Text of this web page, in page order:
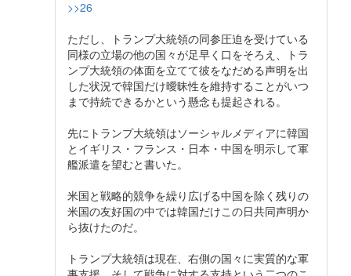
>>26
ただし、トランプ大統領の同参圧迫を受けている
同様の立場の他の国々が足早く口をそろえ、トラ
ンプ大統領の体面を立てて彼をなだめる声明を出
した状況で韓国だけ曖昧性を維持することがいつ
まで持続できるかという懸念も提起される。
先にトランプ大統領はソーシャルメディアに韓国
とイギリス・フランス・日本・中国を明示して軍
艦派遣を望むと書いた。
米国と戦略的競争を繰り広げる中国を除く残りの
米国の友好国の中では韓国だけこの日共同声明か
ら抜けたのだ。
トランプ大統領は現在、右側の国々に実質的な軍